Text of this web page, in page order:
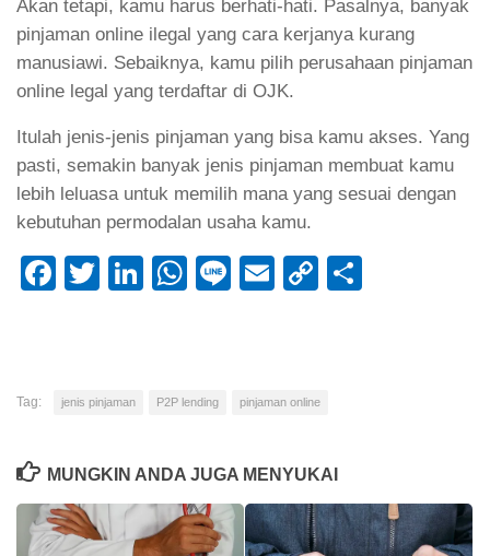
Akan tetapi, kamu harus berhati-hati. Pasalnya, banyak
pinjaman online ilegal yang cara kerjanya kurang
manusiawi. Sebaiknya, kamu pilih perusahaan pinjaman
online legal yang terdaftar di OJK.
Itulah jenis-jenis pinjaman yang bisa kamu akses. Yang
pasti, semakin banyak jenis pinjaman membuat kamu
lebih leluasa untuk memilih mana yang sesuai dengan
kebutuhan permodalan usaha kamu.
Facebook
TwitterLinkedIn
WhatsApp
LineEmailCopy
Tag: jenis pinjaman P2P lending pinjaman online
MUNGKIN ANDA JUGA MENYUKAI